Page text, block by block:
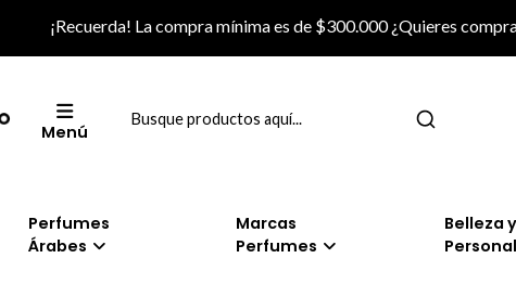
¡Recuerda! La compra mínima es de $300.000 ¿Quieres
Menú
Perfumes
Árabes
Marcas
Perfumes
Belleza
Personal